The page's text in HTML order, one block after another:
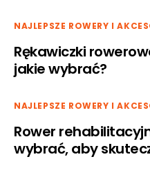
NAJLEPSZE ROWERY I
Rękawiczki
jakie wybrać?
NAJLEPSZE ROWERY I
Rower
wybrać, aby